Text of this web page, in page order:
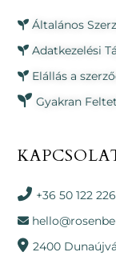
Általános
Adatkezelési
Elállás a
Gyakran
+36 50 122
2400